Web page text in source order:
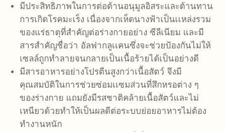
มีประสิทธิภาพในการต่อต้านอนุมูลอิสระและต้านทาน
การเกิดโรคมะเร็ง เนื่องจากเห็ดนางฟ้าเป็นเเหล่งรวม
ของแร่ธาตุที่สำคัญต่อร่างกายอย่าง ซีลีเนียม และมี
สารสำคัญชื่อว่า อัลฟากลูเเคนซึ่งจะช่วยป้องกันไม่ให้
เซลล์ถูกทำลายจนกลายเป็นเนื้อร้ายได้เป็นอย่างดี
มีสารอาหารอย่างโปรตีนสูงกว่าเนื้อสัตว์ จึงมี
คุณสมบัติในการช่วยซ่อมเเซมส่วนที่สึกหรอต่าง ๆ
ของร่างกาย แถมยังมีรสชาติคล้ายเนื้อสัตว์และไม่
เหนียวด้วยทำให้เป็นผลดีต่อระบบย่อยอาหารไม่ต้อง
ทำงานหนัก